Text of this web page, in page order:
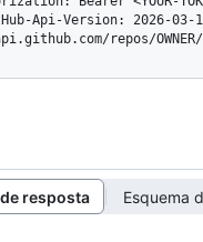
api.github.com/repos/
resposta Esquema